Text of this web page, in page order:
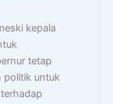
kepala
tetap
politik untuk